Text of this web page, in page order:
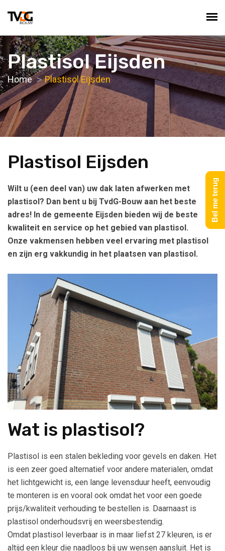
Plastisol Eijsden
Home Plastisol Eijsden
Plastisol Eijsden
Wilt u (een deel van) uw dak laten afwerken met
plastisol? Dan bent u bij TvdG-Bouw aan het beste
adres! In de gemeente Eijsden bieden wij de beste
kwaliteit en service op het gebied van plastisol.
Onze vakmensen hebben veel ervaring met plastisol
en zijn erg vakkundig in het plaatsen van plastisol.
Wat is plastisol?
Plastisol is een stalen bekleding voor gevels en daken. Het
is een zeer goed alternatief voor andere materialen, omdat
het lichtgewicht is, een lange levensduur heeft, eenvoudig
te monteren is en vooral ook omdat het voor een goede
prijs/kwaliteit verhouding te bestellen is. Daarnaast is
plastisol onderhoudsvrij en weersbestendig.
Omdat plastisol leverbaar is in maar liefst 27 kleuren, is er
altijd een kleur die naadloos bij uw wensen aansluit. Het is
Bel me terug